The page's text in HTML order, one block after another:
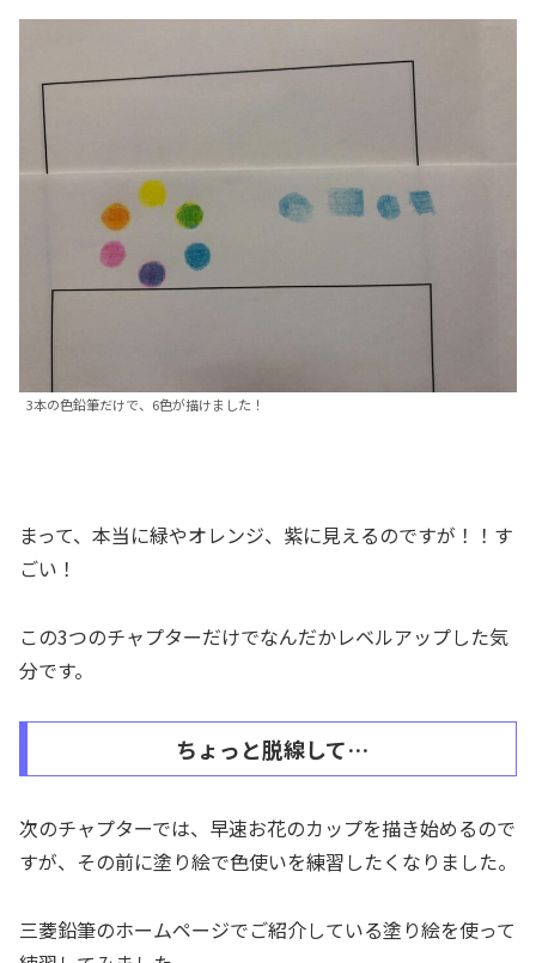
3本の色鉛筆だけで、6色が描けました！
まって、本当に緑やオレンジ、紫に見えるのですが！！す
ごい！
この3つのチャプターだけでなんだかレベルアップした気
分です。
ちょっと脱線して…
次のチャプターでは、早速お花のカップを描き始めるので
すが、その前に塗り絵で色使いを練習したくなりました。
三菱鉛筆のホームページでご紹介している塗り絵を使って